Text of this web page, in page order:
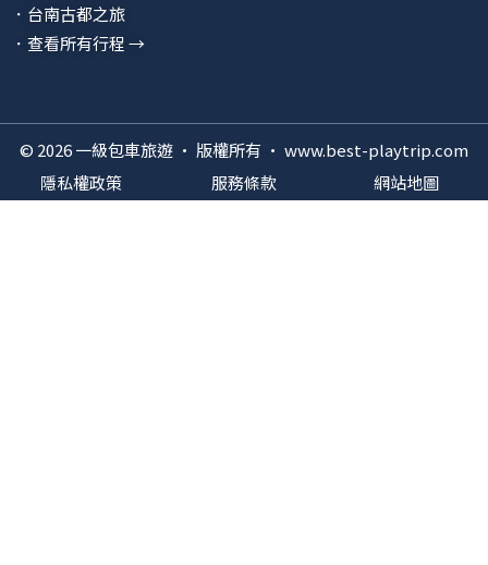
．台南古都之旅
．查看所有行程 →
© 2026 一級包車旅遊 · 版權所有 · www.best-playtrip.com
隱私權政策
服務條款 網站地圖